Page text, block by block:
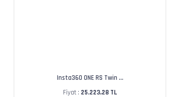
Insta360 ONE RS Twin ...
Fiyat : 25.223,28 TL